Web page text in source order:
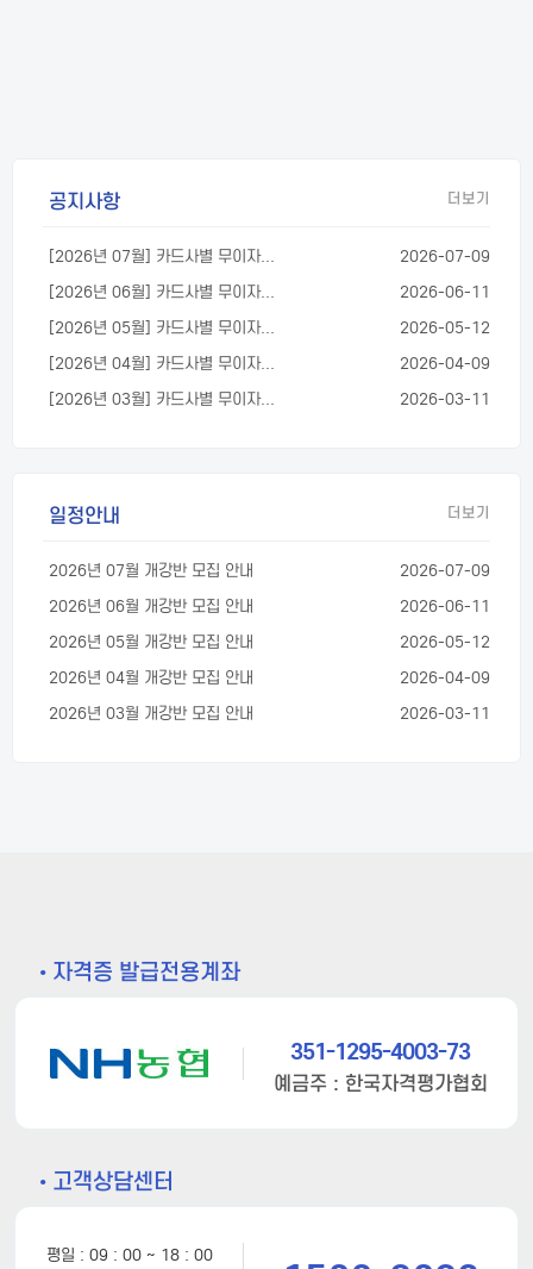
공지사항 더보기
[2026년 07월] 카드사별 무이자...
2026-07-09
[2026년 06월] 카드사별 무이자...
2026-06-11
[2026년 05월] 카드사별 무이자...
2026-05-12
[2026년 04월] 카드사별 무이자...
2026-04-09
[2026년 03월] 카드사별 무이자...
2026-03-11
일정안내 더보기
2026년 07월 개강반 모집 안내
2026-07-09
2026년 06월 개강반 모집 안내
2026-06-11
2026년 05월 개강반 모집 안내
2026-05-12
2026년 04월 개강반 모집 안내
2026-04-09
2026년 03월 개강반 모집 안내
2026-03-11
• 자격증 발급전용계좌
351-1295-4003-73
예금주 : 한국자격평가협회
• 고객상담센터
평일 : 09 : 00 ~ 18 : 00